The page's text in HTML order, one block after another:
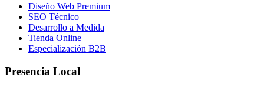
Diseño Web Premium
SEO Técnico
Desarrollo a Medida
Tienda Online
Especialización B2B
Presencia Local